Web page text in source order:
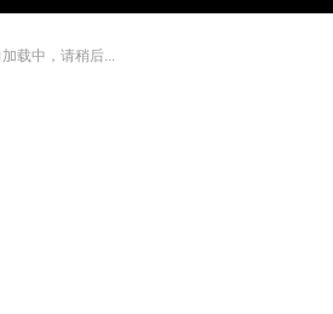
加载中，请稍后...